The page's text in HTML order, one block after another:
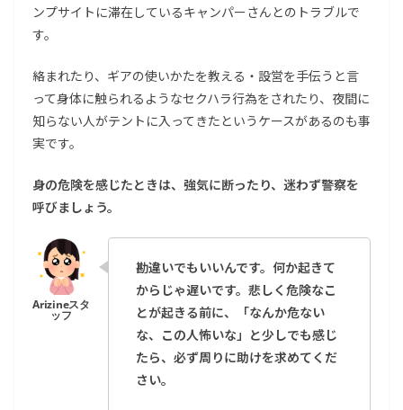
ンプサイトに滞在しているキャンパーさんとのトラブルで
す。
絡まれたり、ギアの使いかたを教える・設営を手伝うと言
って身体に触られるようなセクハラ行為をされたり、夜間に
知らない人がテントに入ってきたというケースがあるのも事
実です。
身の危険を感じたときは、強気に断ったり、迷わず警察を
呼びましょう。
勘違いでもいいんです。何か起きて
からじゃ遅いです。悲しく危険なこ
とが起きる前に、「なんか危ない
な、この人怖いな」と少しでも感じ
たら、必ず周りに助けを求めてくだ
さい。